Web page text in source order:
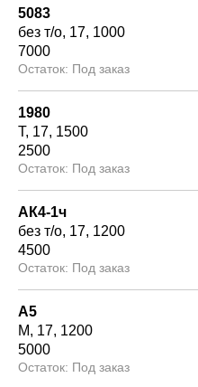
5083
без т/о 17 1000
7000
Под заказ
1980
Т 17 1500
2500
Под заказ
АК4-1ч
без т/о 17 1200
4500
Под заказ
А5
М
17 1200
5000
Под заказ